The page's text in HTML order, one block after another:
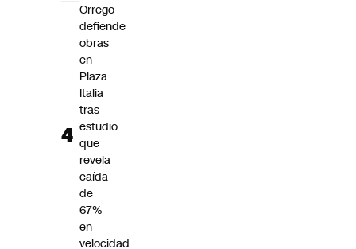
Orrego
defiende
obras
en
Plaza
Italia
tras
estudio
que
revela
caída
de
67%
en
velocidad